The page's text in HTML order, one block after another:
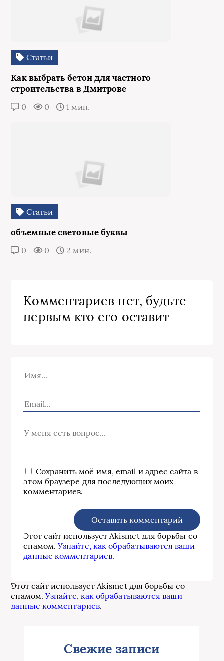
Статьи
Как выбрать бетон для частного
строительства в Дмитрове
0 0 1 мин.
Статьи
объемные световые буквы
0 0 2 мин.
Комментариев нет, будьте
первым кто его оставит
Сохранить моё имя, email и адрес сайта в
этом браузере для последующих моих
комментариев.
Этот сайт использует Akismet для борьбы со
спамом.Узнайте, как обрабатываются ваши
данные комментариев.
Этот сайт использует Akismet для борьбы со
спамом.Узнайте, как обрабатываются ваши
данные комментариев.
Свежие записи